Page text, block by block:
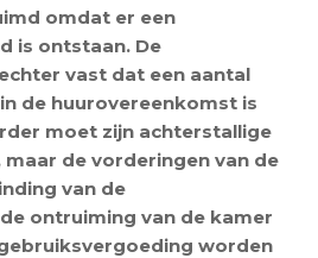
omdat er een
is ontstaan. De
vast dat een aantal
de huurovereenkomst is
moet zijn achterstallige
de vorderingen van de
van de
ontruiming van de kamer
worden